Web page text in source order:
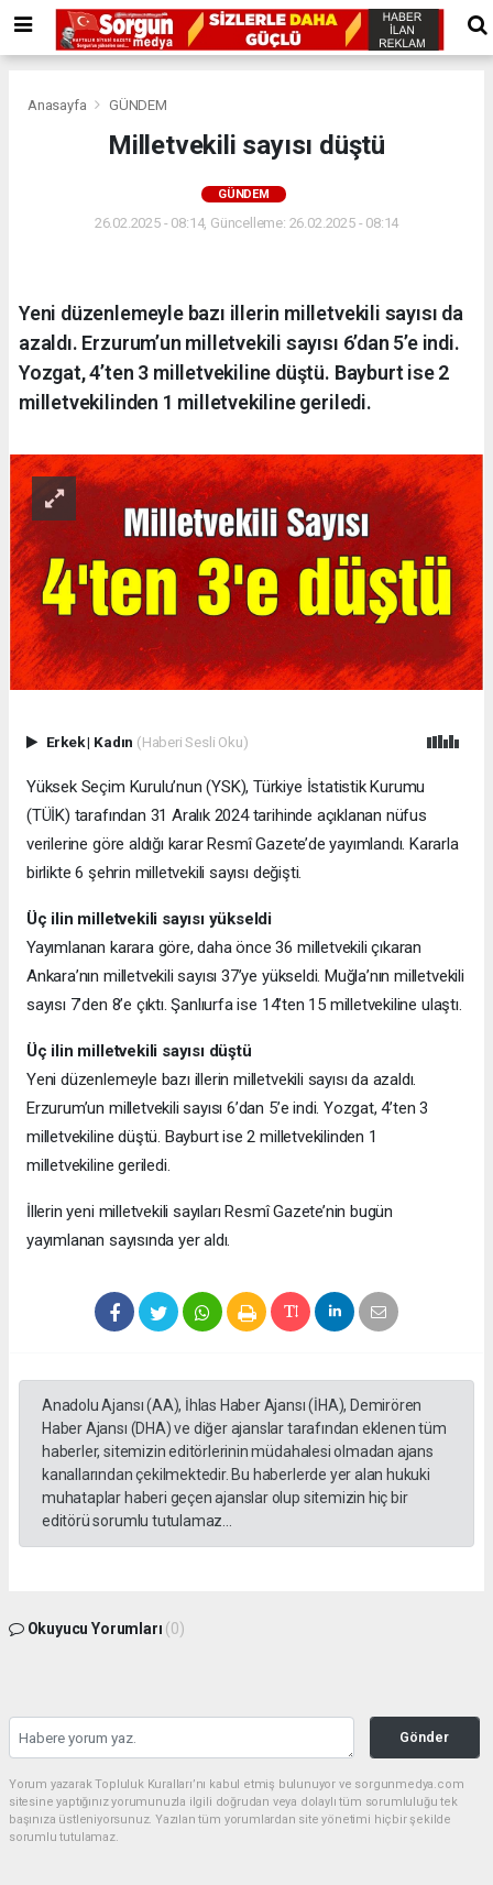
Anasayfa GÜNDEM
Milletvekili sayısı düştü
GÜNDEM
26.02.2025 - 08:14, Güncelleme: 26.02.2025 - 08:14
Yeni düzenlemeyle bazı illerin milletvekili sayısı da
azaldı. Erzurum’un milletvekili sayısı 6’dan 5’e indi.
Yozgat, 4’ten 3 milletvekiline düştü. Bayburt ise 2
milletvekilinden 1 milletvekiline geriledi.
Erkek| Kadın (Haberi Sesli Oku)
Yüksek Seçim Kurulu’nun (YSK), Türkiye İstatistik Kurumu
(TÜİK) tarafından 31 Aralık 2024 tarihinde açıklanan nüfus
verilerine göre aldığı karar Resmî Gazete’de yayımlandı. Kararla
birlikte 6 şehrin milletvekili sayısı değişti.
Üç ilin milletvekili sayısı yükseldi
Yayımlanan karara göre, daha önce 36 milletvekili çıkaran
Ankara’nın milletvekili sayısı 37’ye yükseldi. Muğla’nın milletvekili
sayısı 7’den 8’e çıktı. Şanlıurfa ise 14’ten 15 milletvekiline ulaştı.
Üç ilin milletvekili sayısı düştü
Yeni düzenlemeyle bazı illerin milletvekili sayısı da azaldı.
Erzurum’un milletvekili sayısı 6’dan 5’e indi. Yozgat, 4’ten 3
milletvekiline düştü. Bayburt ise 2 milletvekilinden 1
milletvekiline geriledi.
İllerin yeni milletvekili sayıları Resmî Gazete’nin bugün
yayımlanan sayısında yer aldı.
Anadolu Ajansı (AA), İhlas Haber Ajansı (İHA), Demirören
Haber Ajansı (DHA) ve diğer ajanslar tarafından eklenen tüm
haberler, sitemizin editörlerinin müdahalesi olmadan ajans
kanallarından çekilmektedir. Bu haberlerde yer alan hukuki
muhataplar haberi geçen ajanslar olup sitemizin hiç bir
editörü sorumlu tutulamaz...
Okuyucu Yorumları (0)
Gönder
Yorum yazarak Topluluk Kuralları’nı kabul etmiş bulunuyor ve sorgunmedya.com
sitesine yaptığınız yorumunuzla ilgili doğrudan veya dolaylı tüm sorumluluğu tek
başınıza üstleniyorsunuz. Yazılan tüm yorumlardan site yönetimi hiçbir şekilde
sorumlu tutulamaz.